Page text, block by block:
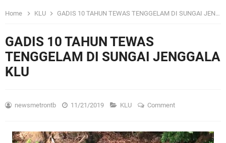
Home KLU GADIS 10 TAHUN TEWAS TENGGELAM DI SUNGAI JENGGALA KLU
GADIS 10 TAHUN TEWAS
TENGGELAM DI SUNGAI JENGGALA
KLU
newsmetrontb 11/21/2019 KLU Comment